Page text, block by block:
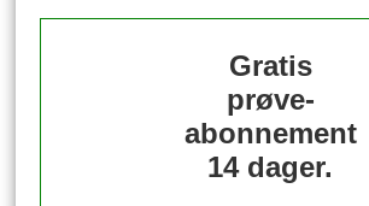
Gratis
prøve-
abonnement
14 dager.